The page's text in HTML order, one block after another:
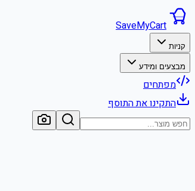
SaveMyCart
קניות
מבצעים ומידע
מפתחים
התקינו את התוסף